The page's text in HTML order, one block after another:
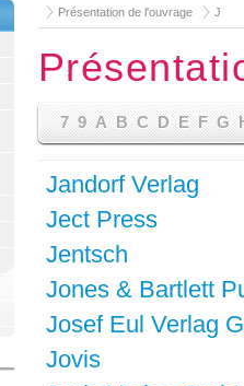
Présentation de l'ouvrage J
7 9 A B C D E F G
Jandorf Verlag
Ject Press
Jentsch
Jones & Bartlett
Josef Eul Verlag
Jovis